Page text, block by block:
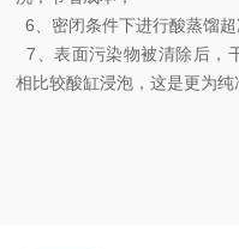
6、密闭条件下进行酸蒸馏
7、表面污染物被清除后，
相比较酸缸浸泡，这是更为纯